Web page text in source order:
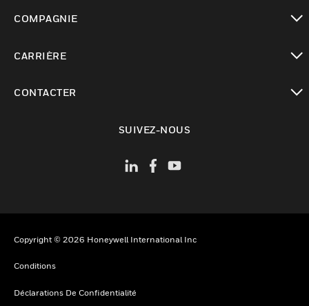
COMPAGNIE
CARRIÈRE
CONTACTER
SUIVEZ-NOUS
Copyright © 2026 Honeywell International Inc
Conditions
Déclarations De Confidentialité